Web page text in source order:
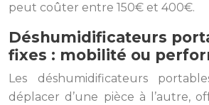
peut coûter entre 150€ et 400€.
Déshumidificateurs
fixes : mobilité ou
Les déshumidificateurs
déplacer d’une pièce à l’autre,